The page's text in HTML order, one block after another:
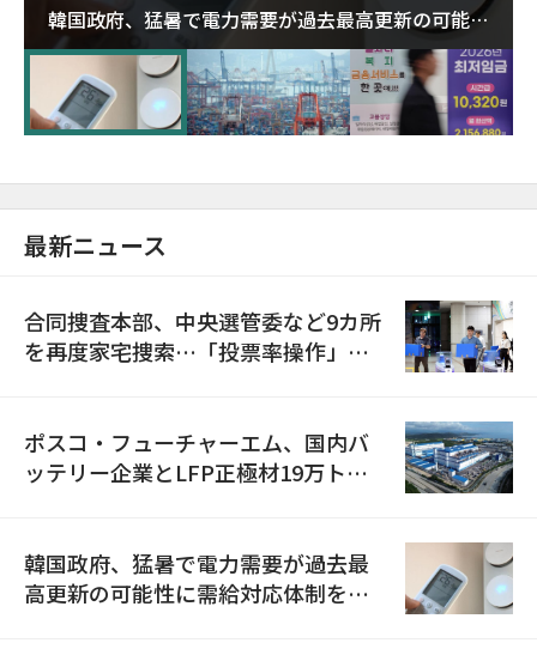
韓国政府、猛暑で電力需要が過去最高更新の可能性
に需給対応体制を点検
最新ニュース
合同捜査本部、中央選管委など9カ所
を再度家宅捜索…「投票率操作」の
ポスコ・フューチャーエム、国内バ
ッテリー企業とLFP正極材19万トン
韓国政府、猛暑で電力需要が過去最
高更新の可能性に需給対応体制を点